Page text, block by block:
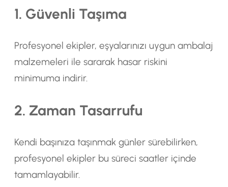
1. Güvenli Taşıma
Profesyonel ekipler, eşyalarınızı uygun ambalaj
malzemeleri ile sararak hasar riskini
minimuma indirir.
2. Zaman Tasarrufu
Kendi başınıza taşınmak günler sürebilirken,
profesyonel ekipler bu süreci saatler içinde
tamamlayabilir.